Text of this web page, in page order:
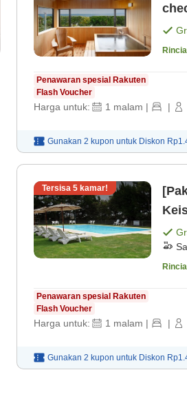
Penawaran spesial Rakuten
Flash Voucher
Harga untuk: 1 malam | |
Gunakan 2 kupon untuk Diskon
Tersisa 5 kamar!
Keistimewaan
Penawaran spesial Rakuten
Flash Voucher
Harga untuk: 1 malam | |
Gunakan 2 kupon untuk Diskon